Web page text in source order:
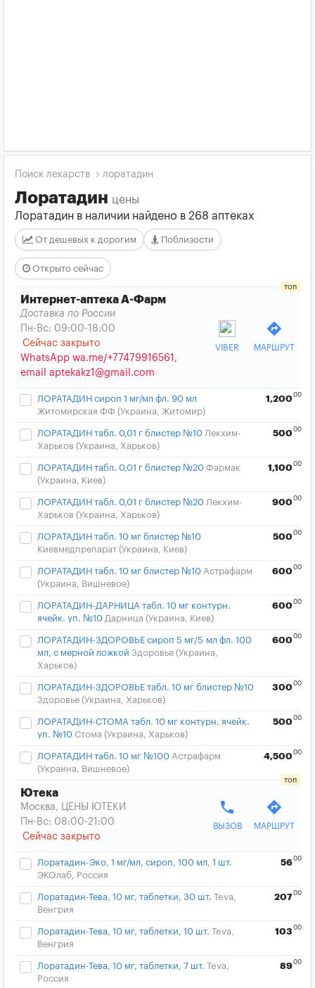
Поиск лекарств лоратадин
Лоратадин цены
Лоратадин в наличии найдено в 268 аптеках
От дешевых к дорогим Поблизости
Открыто сейчас
Интернет-аптека А-Фарм
Доставка по России
Пн-Вс: 09:00-18:00
Сейчас закрыто
WhatsApp wa.me/+77479916561,
email aptekakz1@gmail.com
VIBER
directions
МАРШРУТ
ЛОРАТАДИН сироп 1 мг/мл фл. 90 мл
Житомирская ФФ (Украина, Житомир)
1,200 00
ЛОРАТАДИН табл. 0,01 г блистер №10 Лекхим-
Харьков (Украина, Харьков)
500 00
ЛОРАТАДИН табл. 0,01 г блистер №20 Фармак
(Украина, Киев)
1,100 00
ЛОРАТАДИН табл. 0,01 г блистер №20 Лекхим-
Харьков (Украина, Харьков)
900 00
ЛОРАТАДИН табл. 10 мг блистер №10
Киевмедпрепарат (Украина, Киев)
500 00
ЛОРАТАДИН табл. 10 мг блистер №10 Астрафарм
(Украина, Вишневое)
600 00
ЛОРАТАДИН-ДАРНИЦА табл. 10 мг контурн.
ячейк. уп. №10 Дарница (Украина, Киев)
600 00
ЛОРАТАДИН-ЗДОРОВЬЕ сироп 5 мг/5 мл фл. 100
мл, с мерной ложкой Здоровье (Украина,
Харьков)
600 00
ЛОРАТАДИН-ЗДОРОВЬЕ табл. 10 мг блистер №10
Здоровье (Украина, Харьков)
300 00
ЛОРАТАДИН-СТОМА табл. 10 мг контурн. ячейк.
уп. №10 Стома (Украина, Харьков)
500 00
ЛОРАТАДИН табл. 10 мг №100 Астрафарм
(Украина, Вишневое)
4,500 00
Ютека
Москва, ЦЕНЫ ЮТЕКИ
Пн-Вс: 08:00-21:00
Сейчас закрыто
phone
ВЫЗОВ
directions
МАРШРУТ
Лоратадин-Эко, 1 мг/мл, сироп, 100 мл, 1 шт.
ЭКОлаб, Россия
5600
Лоратадин-Тева, 10 мг, таблетки, 30 шт. Teva,
Венгрия
20700
Лоратадин-Тева, 10 мг, таблетки, 10 шт. Teva,
Венгрия
103 00
Лоратадин-Тева, 10 мг, таблетки, 7 шт. Teva,
Россия
8900